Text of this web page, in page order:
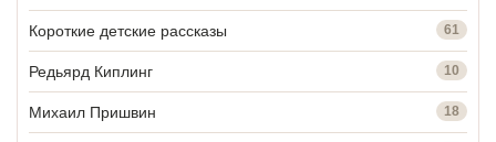
Короткие детские рассказы 61
Редьярд Киплинг 10
Михаил Пришвин 18